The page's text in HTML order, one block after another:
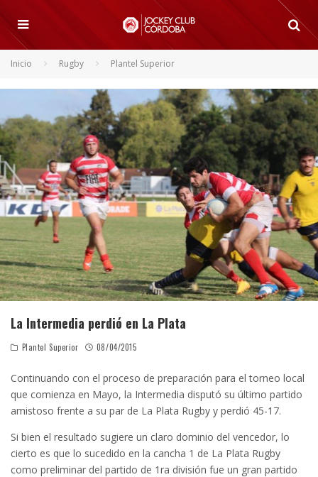
Inicio Rugby Plantel Superior
La Intermedia perdió en La Plata
Plantel Superior 08/04/2015
Continuando con el proceso de preparación para el torneo local
que comienza en Mayo, la Intermedia disputó su último partido
amistoso frente a su par de La Plata Rugby y perdió 45-17.
Si bien el resultado sugiere un claro dominio del vencedor, lo
cierto es que lo sucedido en la cancha 1 de La Plata Rugby
como preliminar del partido de 1ra división fue un gran partido